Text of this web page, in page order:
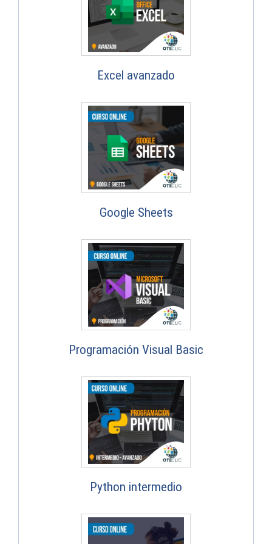
Excel avanzado
Google Sheets
Programación Visual Basic
Python intermedio